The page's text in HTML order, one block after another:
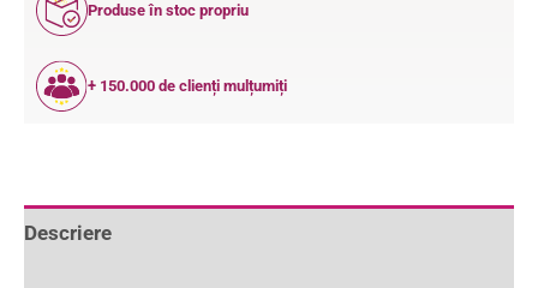
Produse în stoc propriu
+ 150.000 de clienți mulțumiți
Descriere